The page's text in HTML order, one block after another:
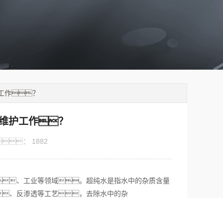
工作？
护工作？
： 1882
、工业等领域。超纯水是指水中的杂质含量
反渗透等工艺，去除水中的杂